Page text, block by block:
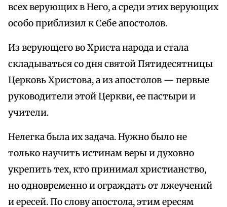
всех верующих в Него, а среди этих верующих
особо приблизил к Себе апостолов.
Из верующего во Христа народа и стала
складываться со дня святой Пятидесятницы
Церковь Христова, а из апостолов — первые
руководители этой Церкви, ее пастыри и
учители.
Нелегка была их задача. Нужно было не
только научить истинам веры и духовно
укрепить тех, кто принимал христианство,
но одновременно и ограждать от лжеучений
и ересей. По слову апостола, этим ересям